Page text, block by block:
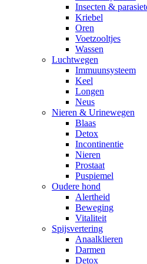
Insecten &
Kriebel
Oren
Voetzooltjes
Wassen
Luchtwegen
Immuunsysteem
Keel
Longen
Neus
Nieren & Urinewegen
Blaas
Detox
Incontinentie
Nieren
Prostaat
Puspiemel
Oudere hond
Alertheid
Beweging
Vitaliteit
Spijsvertering
Anaalklieren
Darmen
Detox